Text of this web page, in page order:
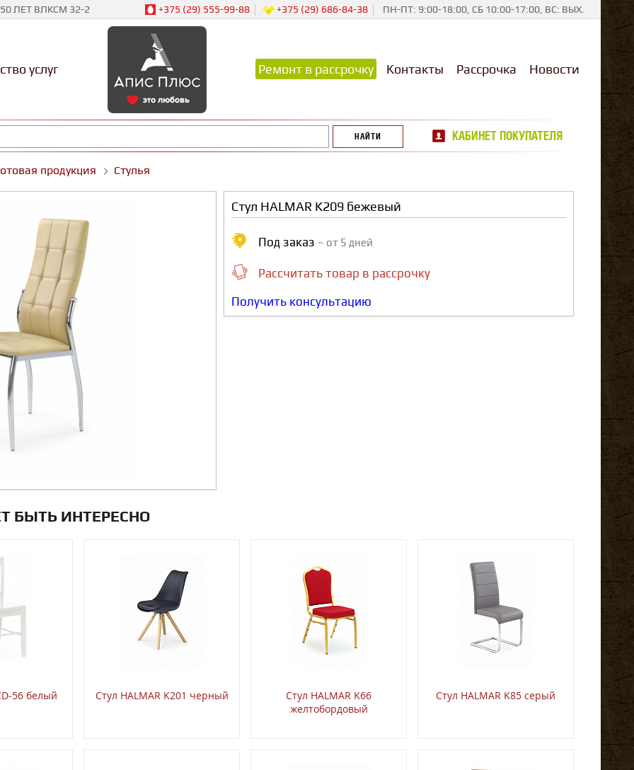
ЛЕТ ВЛКСМ 32-2 +375 (29) 555-99-88 +375 (29) 686-84-38 ПН-ПТ: 9:00-18:00, СБ 10:00-17:00, ВС: ВЫХ.
услуг Ремонт в рассрочку Контакты Рассрочка Новости
КАБИНЕТ ПОКУПАТЕЛЯ
продукция Стулья
Стул HALMAR K209 бежевый
Под заказ ~ от 5 дней
Рассчитать товар в рассрочку
Получить консультацию
БЫТЬ ИНТЕРЕСНО
56 белый Стул HALMAR K201 черный
Стул HALMAR K66
желтобордовый
Стул HALMAR K85 серый